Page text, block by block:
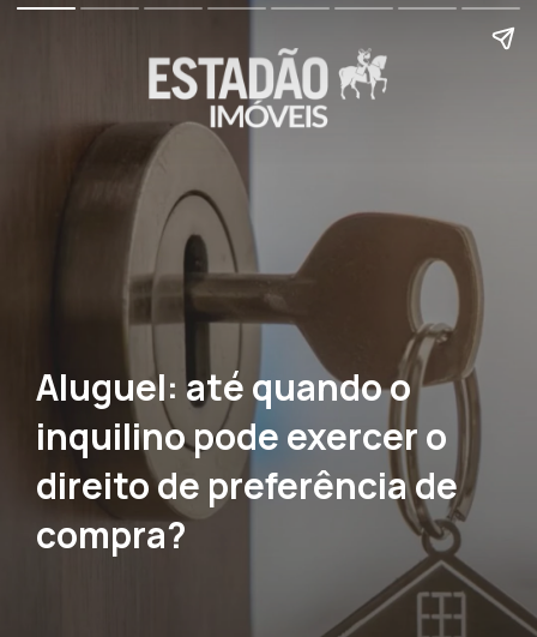
Aluguel: até quando o
inquilino pode exercer o
direito de preferência de
compra?